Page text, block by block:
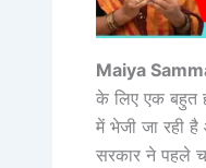
Maiya
के लिए एक बहुत
में भेजी जा रही
सरकार ने पहले